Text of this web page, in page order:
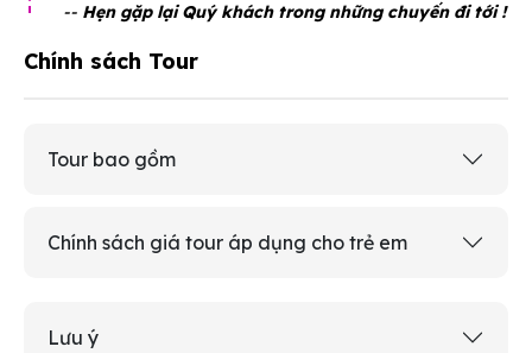
-- Hẹn gặp lại Quý khách trong những chuyến đi tới !
Chính sách Tour
Tour bao gồm
Chính sách giá tour áp dụng cho trẻ em
Lưu ý